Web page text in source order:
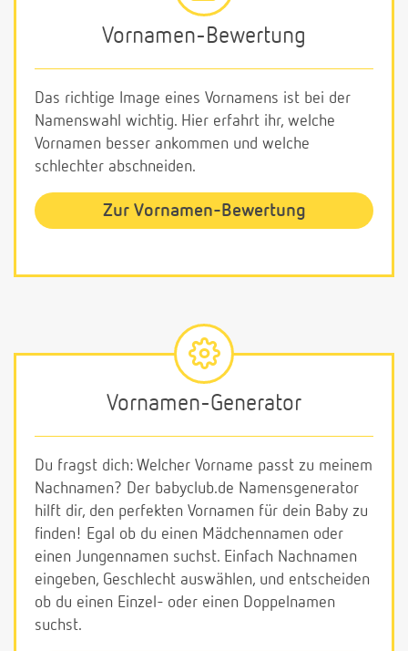
Vornamen-Bewertung
Das richtige Image eines Vornamens ist bei der
Namenswahl wichtig. Hier erfahrt ihr, welche
Vornamen besser ankommen und welche
schlechter abschneiden.
Zur Vornamen-Bewertung
Vornamen-Generator
Du fragst dich: Welcher Vorname passt zu meinem
Nachnamen? Der babyclub.de Namensgenerator
hilft dir, den perfekten Vornamen für dein Baby zu
finden! Egal ob du einen Mädchennamen oder
einen Jungennamen suchst. Einfach Nachnamen
eingeben, Geschlecht auswählen, und entscheiden
ob du einen Einzel- oder einen Doppelnamen
suchst.